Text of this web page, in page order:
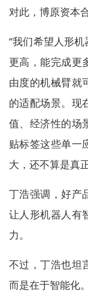
对此，博原资本
“我们希望人形
更高，能完成更
由度的机械臂就
的适配场景。现
值、经济性的场
贴标签这些单一
大，还不算是真
丁浩强调，好产
让人形机器人有
力。
不过，丁浩也坦
而是在于智能化。